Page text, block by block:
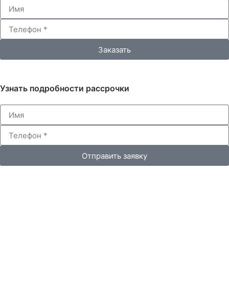
Заказать
Узнать подробности рассрочки
Отправить заявку